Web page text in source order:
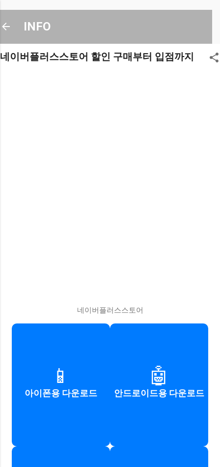
기본 콘텐츠로 건너뛰기
INFO
네이버플러스스토어 할인 구매부터 입점까지
네이버플러스스토어
📱
아이폰용 다운로드
네이버플러스스토어
iOS 앱 다운로드
바로가기
🤖
안드로이드용 다운로드
네이버플러스스토어
Android 앱 다운로드
바로가기